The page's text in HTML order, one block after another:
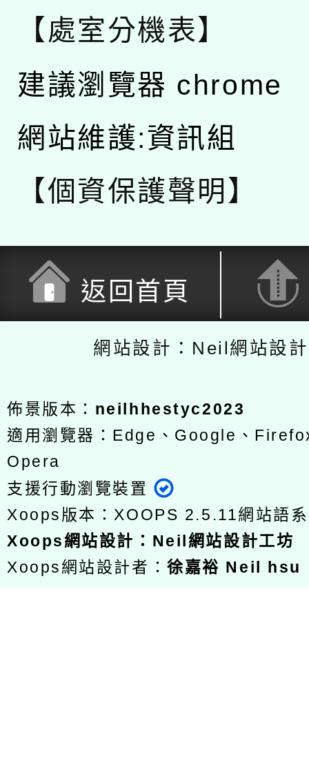
【處室分機表】
建議瀏覽器 chrome
網站維護:資訊組
【個資保護聲明】
返回首頁
網站設計：Neil網站設
佈景版本： neilhhestyc2023
適用瀏覽器：Edge、Google、
Opera
支援行動瀏覽裝置
Xoops版本：XOOPS 2.5.11網站語
Xoops網站設計 ： Neil網站設計工坊
Xoops網站設計者：徐嘉裕 Neil hsu